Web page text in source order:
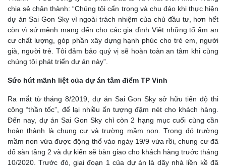
chia sẻ chân thành: “Chúng tôi cẩn trọng và chu đáo khi thực hiện
dự án Sai Gon Sky vì ngoài trách nhiệm của chủ đầu tư, hơn hết
còn vì sứ mệnh mang đến cho các gia đình Việt những tổ ấm an
cư chất lượng, góp phần xây dựng hạnh phúc cho trẻ em, người
già, người trẻ. Tôi đảm bảo quý vị sẽ hoàn toàn an tâm khi cùng
chúng tôi phát triển dự án này”.
Sức hút mãnh liệt của dự án tâm điểm TP Vinh
Ra mắt từ tháng 8/2019, dự án Sai Gon Sky sở hữu tiến độ thi
công “thần tốc”, để lại nhiều ấn tượng đậm nét cho khách hàng.
Đến nay, dự án Sai Gon Sky chỉ còn 2 hạng mục cuối cùng cần
hoàn thành là chung cư và trường mầm non. Trong đó trường
mầm non vừa được động thổ vào ngày 19/9 vừa rồi, chung cư đã
đổ sàn tầng 2 và dự kiến sẽ bàn giao cho khách hàng trước tháng
10/2020. Trước đó, giai đoạn 1 của dự án là dãy nhà liền kề đã